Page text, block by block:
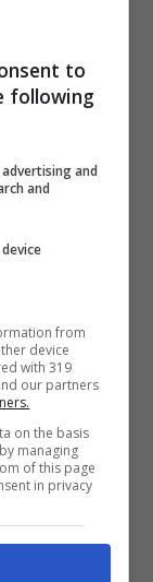
scarpa con
uno
di
è sempre
sue
to
following
and
and
from
device
with 319
our partners
on the basis
managing
of this page
in privacy